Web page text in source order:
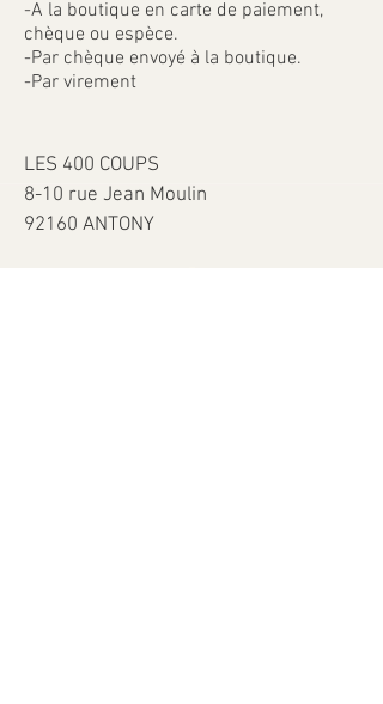
-A la boutique en carte de paiement,
chèque ou espèce.
-Par chèque envoyé à la boutique.
-Par virement
LES 400 COUPS
8-10 rue Jean Moulin
92160 ANTONY